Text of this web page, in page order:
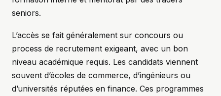
seniors.
L’accès se fait généralement sur concours ou
process de recrutement exigeant, avec un bon
niveau académique requis. Les candidats viennent
souvent d’écoles de commerce, d’ingénieurs ou
d’universités réputées en finance. Ces programmes